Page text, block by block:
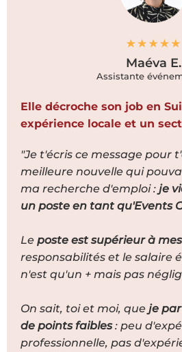
Maéva E.
Assistante
Elle décroche son job en
expérience locale et un
"Je t'écris ce message pour
meilleure nouvelle qui
ma recherche d'emploi : je
un poste en tant qu'Events
Le poste est supérieur à
responsabilités et le salaire
n'est qu'un + mais pas
On sait, toi et moi, que je
de points faibles: peu
professionnelle, pas